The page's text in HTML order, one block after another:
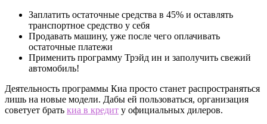
Заплатить остаточные средства в 45% и оставлять
транспортное средство у себя
Продавать машину, уже после чего оплачивать
остаточные платежи
Применить программу Трэйд ин и заполучить свежий
автомобиль!
Деятельность программы Киа просто станет распространяться
лишь на новые модели. Дабы ей пользоваться, организация
советует брать киа в кредит у официальных дилеров.